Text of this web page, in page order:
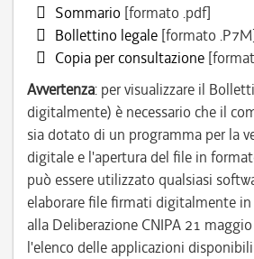
Sommario [formato .pdf]
Bollettino legale [formato
Copia per consultazione
Avvertenza: per visualizzare il
digitalmente) è necessario che il
sia dotato di un programma per la
digitale e l'apertura del file in
può essere utilizzato qualsiasi
elaborare file firmati digitalmente
alla Deliberazione CNIPA 21
l'elenco delle applicazioni